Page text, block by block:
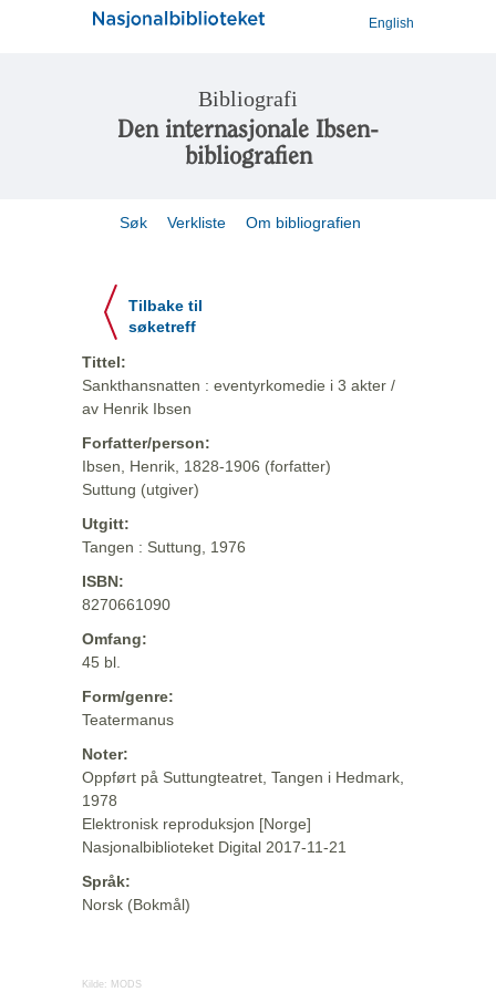
English
Bibliografi
Den internasjonale Ibsen-
bibliografien
Søk Verkliste Om bibliografien
Tilbake til
søketreff
Tittel:
Sankthansnatten : eventyrkomedie i 3 akter /
av Henrik Ibsen
Forfatter/person:
Ibsen, Henrik, 1828-1906 (forfatter)
Suttung (utgiver)
Utgitt:
Tangen : Suttung, 1976
ISBN:
8270661090
Omfang:
45 bl.
Form/genre:
Teatermanus
Noter:
Oppført på Suttungteatret, Tangen i Hedmark,
1978
Elektronisk reproduksjon [Norge]
Nasjonalbiblioteket Digital 2017-11-21
Språk:
Norsk (Bokmål)
Kilde: MODS